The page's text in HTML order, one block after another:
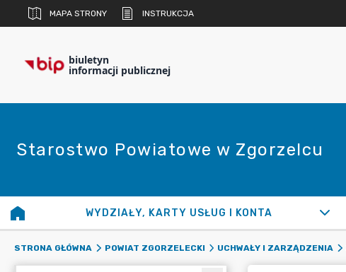
MAPA STRONY INSTRUKCJA
biuletyn
informacji publicznej
Starostwo Powiatowe w Zgorzelcu
WYDZIAŁY, KARTY USŁUG I KONTA
STRONA GŁÓWNA POWIAT ZGORZELECKI UCHWAŁY I ZARZĄDZENIA